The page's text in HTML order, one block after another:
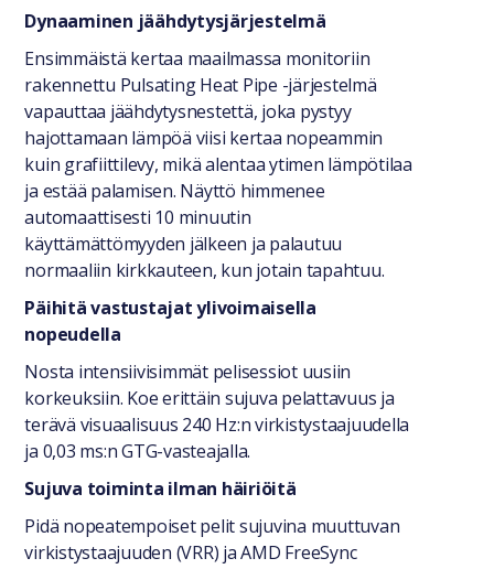
Dynaaminen jäähdytysjärjestelmä
Ensimmäistä kertaa maailmassa monitoriin
rakennettu Pulsating Heat Pipe -järjestelmä
vapauttaa jäähdytysnestettä, joka pystyy
hajottamaan lämpöä viisi kertaa nopeammin
kuin grafiittilevy, mikä alentaa ytimen lämpötilaa
ja estää palamisen. Näyttö himmenee
automaattisesti 10 minuutin
käyttämättömyyden jälkeen ja palautuu
normaaliin kirkkauteen, kun jotain tapahtuu.
Päihitä vastustajat ylivoimaisella
nopeudella
Nosta intensiivisimmät pelisessiot uusiin
korkeuksiin. Koe erittäin sujuva pelattavuus ja
terävä visuaalisuus 240 Hz:n virkistystaajuudella
ja 0,03 ms:n GTG-vasteajalla.
Sujuva toiminta ilman häiriöitä
Pidä nopeatempoiset pelit sujuvina muuttuvan
virkistystaajuuden (VRR) ja AMD FreeSync